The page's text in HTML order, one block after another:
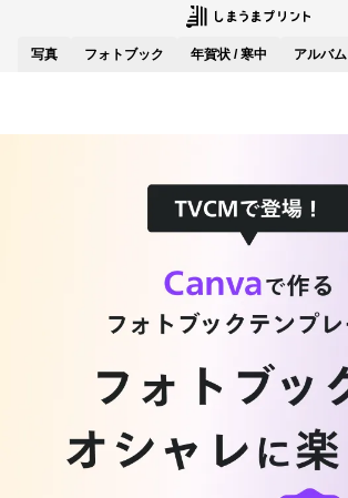
写真 フォトブック 年賀状 / 寒中 アルバム